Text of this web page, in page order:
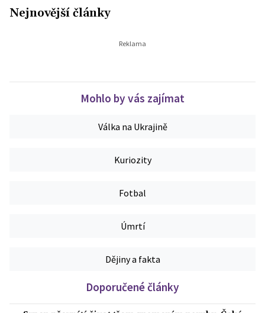
Nejnovější články
Mohlo by vás zajímat
Válka na Ukrajině
Kuriozity
Fotbal
Úmrtí
Dějiny a fakta
Doporučené články